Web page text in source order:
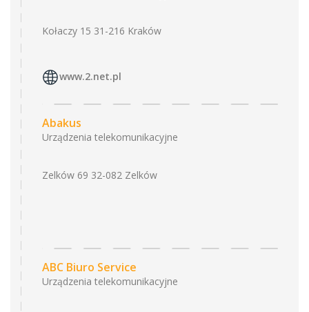
Kołaczy 15 31-216 Kraków
www.2.net.pl
Abakus
Urządzenia telekomunikacyjne
Zelków 69 32-082 Zelków
ABC Biuro Service
Urządzenia telekomunikacyjne